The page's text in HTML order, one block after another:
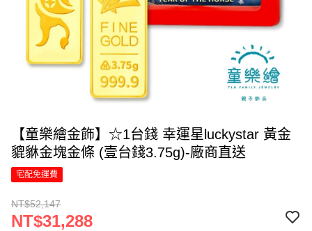
【童樂繪金飾】☆1台錢 幸運星luckystar 黃金
貔貅金塊金條 (壹台錢3.75g)-廠商直送
宅配免運費
NT$52,147
NT$31,288